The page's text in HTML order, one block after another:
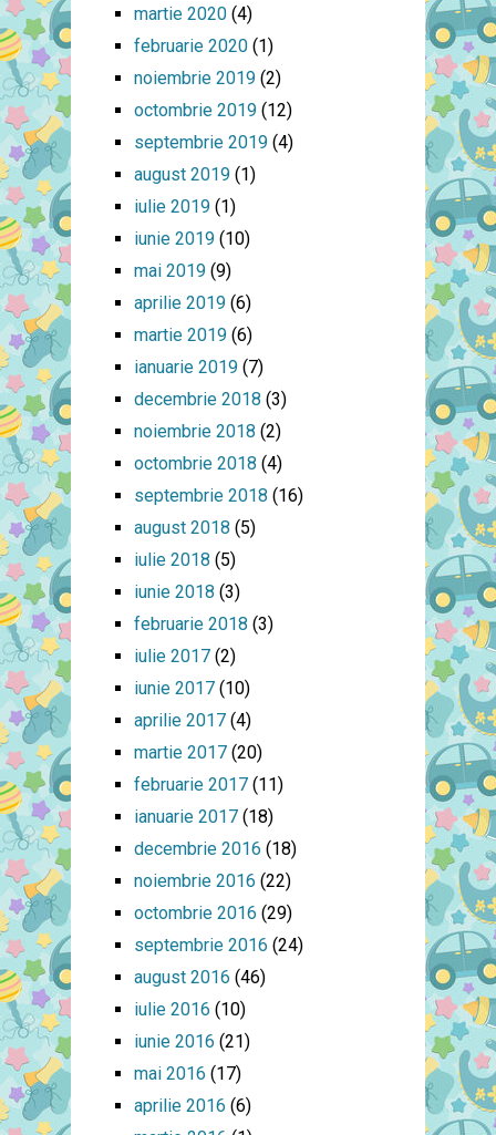
martie 2020(4)
februarie 2020(1)
noiembrie 2019(2)
octombrie 2019(12)
septembrie 2019(4)
august 2019(1)
iulie 2019(1)
iunie 2019(10)
mai 2019(9)
aprilie 2019(6)
martie 2019(6)
ianuarie 2019(7)
decembrie 2018 (3)
noiembrie 2018 (2)
octombrie 2018 (4)
septembrie 2018 (16)
august 2018 (5)
iulie 2018 (5)
iunie 2018 (3)
februarie 2018 (3)
iulie 2017(2)
iunie 2017(10)
aprilie 2017(4)
martie 2017(20)
februarie 2017(11)
ianuarie 2017(18)
decembrie 2016 (18)
noiembrie 2016 (22)
octombrie 2016 (29)
septembrie 2016 (24)
august 2016 (46)
iulie 2016 (10)
iunie 2016 (21)
mai 2016 (17)
aprilie 2016 (6)